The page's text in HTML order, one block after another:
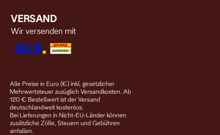
VERSAND
Wir versenden mit
Alle Preise in Euro (€) inkl. gesetzlicher
Mehrwertsteuer zuzüglich Versandkosten. Ab
120 € Bestellwert ist der Versand
deutschlandweit kostenlos.
Bei Lieferungen in Nicht-EU-Länder können
zusätzliche Zölle, Steuern und Gebühren
anfallen.